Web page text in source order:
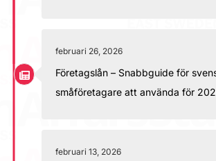
februari 26, 2026
Företagslån – Snabbguide för
småföretagare att använda för
februari 13, 2026